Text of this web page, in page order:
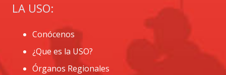
LA USO:
Conócenos
¿Que es la USO?
Órganos Regionales